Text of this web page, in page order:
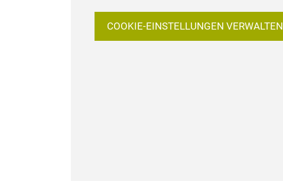
COOKIE-EINSTELLUNGEN VERWALTEN